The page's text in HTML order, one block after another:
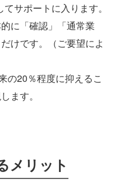
サポートに入ります。
に「確認」「通常業
けです。（ご要望によ
の20％程度に抑えるこ
ます。
メリット